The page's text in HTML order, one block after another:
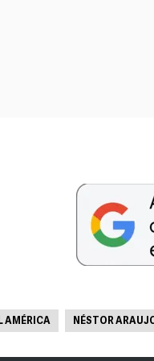
AMÉRICA NÉSTOR